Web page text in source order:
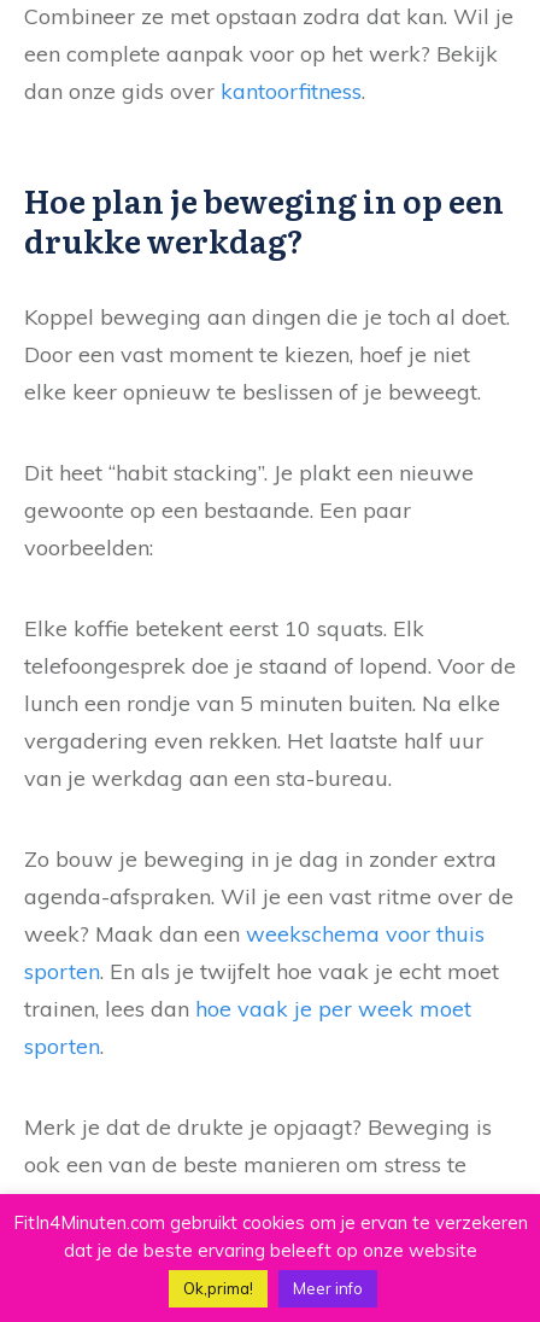
Combineer ze met opstaan zodra dat kan. Wil je
een complete aanpak voor op het werk? Bekijk
dan onze gids over kantoorfitness.
Hoe plan je beweging in op een
drukke werkdag?
Koppel beweging aan dingen die je toch al doet.
Door een vast moment te kiezen, hoef je niet
elke keer opnieuw te beslissen of je beweegt.
Dit heet “habit stacking”. Je plakt een nieuwe
gewoonte op een bestaande. Een paar
voorbeelden:
Elke koffie betekent eerst 10 squats. Elk
telefoongesprek doe je staand of lopend. Voor de
lunch een rondje van 5 minuten buiten. Na elke
vergadering even rekken. Het laatste half uur
van je werkdag aan een sta-bureau.
Zo bouw je beweging in je dag in zonder extra
agenda-afspraken. Wil je een vast ritme over de
week? Maak dan een weekschema voor thuis
sporten. En als je twijfelt hoe vaak je echt moet
trainen, lees dan hoe vaak je per week moet
sporten.
Merk je dat de drukte je opjaagt? Beweging is
ook een van de beste manieren om stress te
verlagen. Lees daarover meer in ons artikel over
sporten tegen stress
. En een actieve dag helpt je
’s avonds ook beter te slapen, zoals je leest in
beter slapen door sporten.
FitIn4Minuten.com gebruikt cookies om je ervan te verzekeren
dat je de beste ervaring beleeft op onze website
Ok,prima! Meer info